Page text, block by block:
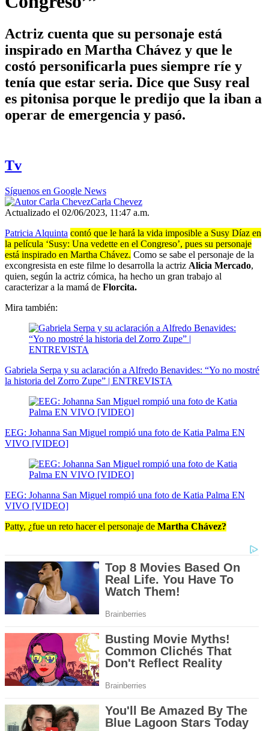
Actriz cuenta que su personaje está
inspirado en Martha Chávez y que le
costó personificarla pues siempre ríe y
tenía que estar seria. Dice que Susy real
es pitonisa porque le predijo que la iban a
operar de emergencia y pasó.
Tv
Síguenos en Google News
Carla Chevez
Actualizado el 02/06/2023, 11:47 a.m.
Patricia Alquinta contó que le hará la vida imposible a Susy Díaz en
la película ‘Susy: Una vedette en el Congreso’, pues su personaje
está inspirado en Martha Chávez. Como se sabe el personaje de la
excongresista en este filme lo desarrolla la actriz Alicia Mercado,
quien, según la actriz cómica, ha hecho un gran trabajo al
caracterizar a la mamá de Florcita.
Mira también:
Gabriela Serpa y su aclaración a Alfredo Benavides: “Yo no mostré
la historia del Zorro Zupe” | ENTREVISTA
EEG: Johanna San Miguel rompió una foto de Katia Palma EN
VIVO [VIDEO]
EEG: Johanna San Miguel rompió una foto de Katia Palma EN
VIVO [VIDEO]
Patty, ¿fue un reto hacer el personaje de Martha Chávez?